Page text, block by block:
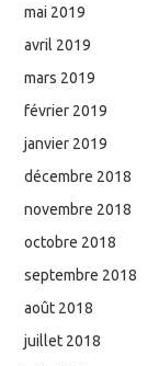
mai 2019
avril 2019
mars 2019
février 2019
janvier 2019
décembre 2018
novembre 2018
octobre 2018
septembre 2018
août 2018
juillet 2018